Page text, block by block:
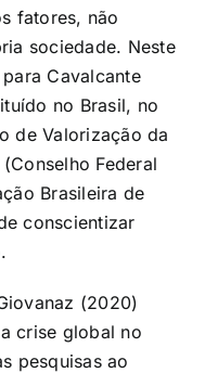
fatores, não
sociedade. Neste
Cavalcante
no Brasil, no
de Valorização da
Federal
Brasileira de
conscientizar
(2020)
crise global no
pesquisas ao